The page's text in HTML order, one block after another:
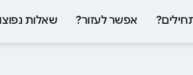
אפשר לעזור? שאלות